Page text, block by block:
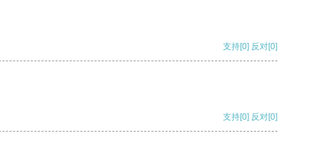
支持[0] 反对[0]
支持[0] 反对[0]